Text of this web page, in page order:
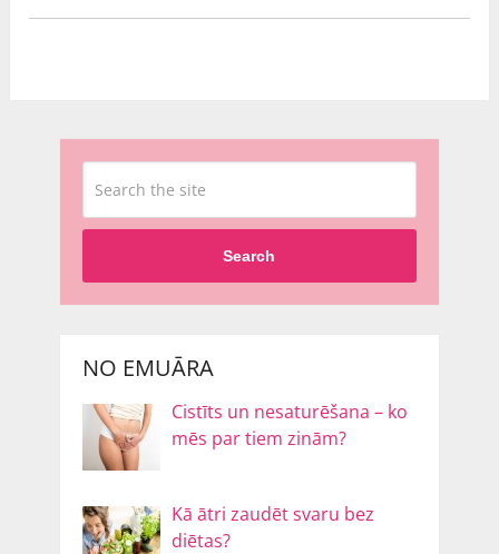
Search
NO EMUĀRA
Cistīts un nesaturēšana – ko
mēs par tiem zinām?
Kā ātri zaudēt svaru bez
diētas?